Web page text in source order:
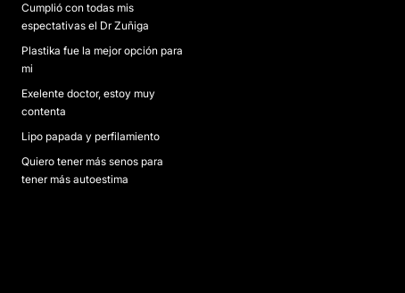
Cumplió con todas mis
espectativas el Dr Zuñiga
Plastika fue la mejor opción para
mi
Exelente doctor, estoy muy
contenta
Lipo papada y perfilamiento
Quiero tener más senos para
tener más autoestima